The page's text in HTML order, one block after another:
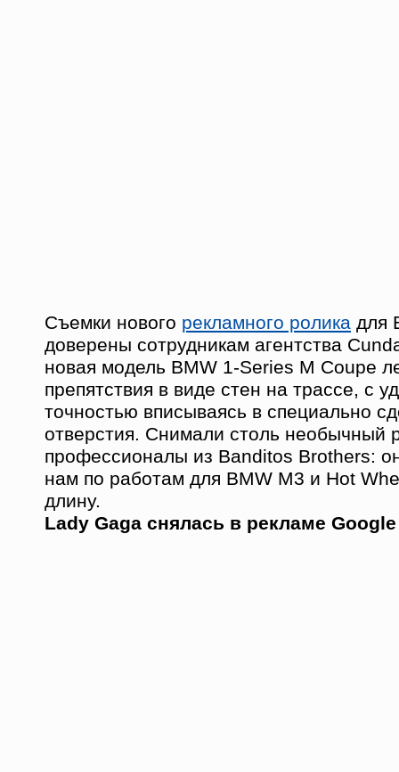
Съемки нового рекламного ролика для
доверены сотрудникам агентства
новая модель BMW 1-Series M Coupe
препятствия в виде стен на трассе, с
точностью вписываясь в специально
отверстия. Снимали столь необычный
профессионалы из Banditos Brothers:
нам по работам для BMW M3 и Hot
длину.
Lady Gaga снялась в рекламе